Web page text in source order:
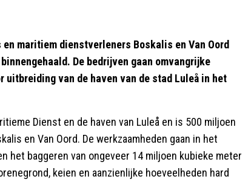
en maritiem dienstverleners Boskalis en Van Oord
De bedrijven gaan omvangrijke
uitbreiding van de haven van de stad Luleå in het
Dienst en de haven van Luleå en is 500 miljoen
en Van Oord. De werkzaamheden gaan in het
het baggeren van ongeveer 14 miljoen kubieke meter
keien en aanzienlijke hoeveelheden hard